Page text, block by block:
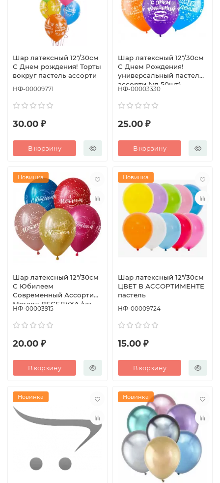
Шар латексный 12"/30см
С Днем рождения! Торты
вокруг пастель ассорти
НФ-00009771
30.00 ₽
В корзину
Шар латексный 12"/30см
С Днем Рождения!
универсальный пастель
ассорти (уп 50шт)
НФ-00003330
25.00 ₽
В корзину
Новинка
Шар латексный 12"/30см
С Юбилеем
Современный Ассорти
Металл ВЕСЕЛУХА (уп
50шт)
НФ-00003915
20.00 ₽
В корзину
Новинка
Шар латексный 12"/30см
ЦВЕТ В АССОРТИМЕНТЕ
пастель
НФ-00009724
15.00 ₽
В корзину
Новинка Новинка